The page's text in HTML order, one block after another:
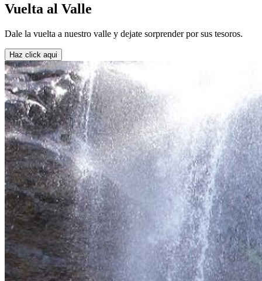
Vuelta al Valle
Dale la vuelta a nuestro valle y dejate sorprender por sus tesoros.
Haz click aqui